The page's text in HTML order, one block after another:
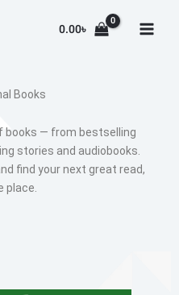
0.00৳
Books​
books — from bestselling
stories and audiobooks.
find your next great read,
place.